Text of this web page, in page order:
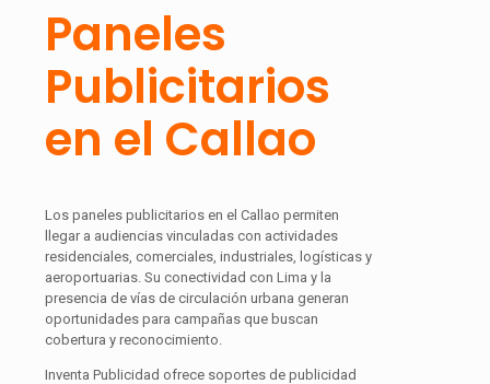
Paneles
Publicitarios
en el Callao
Los paneles publicitarios en el Callao permiten
llegar a audiencias vinculadas con actividades
residenciales, comerciales, industriales, logísticas y
aeroportuarias. Su conectividad con Lima y la
presencia de vías de circulación urbana generan
oportunidades para campañas que buscan
cobertura y reconocimiento.
Inventa Publicidad ofrece soportes de publicidad